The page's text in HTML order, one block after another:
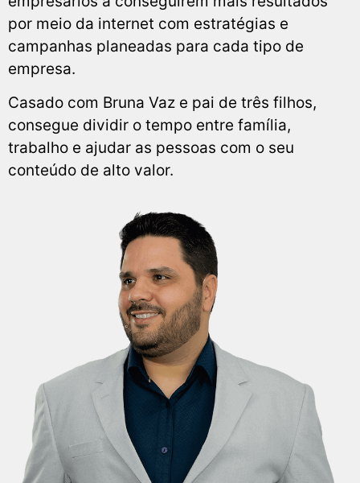
por meio da internet com estratégias e
campanhas planeadas para cada tipo de
empresa.
Casado com Bruna Vaz e pai de três filhos,
consegue dividir o tempo entre família,
trabalho e ajudar as pessoas com o seu
conteúdo de alto valor.